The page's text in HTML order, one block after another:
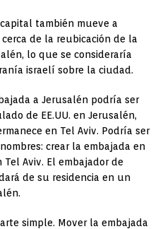
también mueve a
de la reubicación de la
lo que se consideraría
israelí sobre la ciudad.
a Jerusalén podría ser
de EE.UU. en Jerusalén,
en Tel Aviv. Podría ser
crear la embajada en
Aviv. El embajador de
de su residencia en un
simple. Mover la embajada